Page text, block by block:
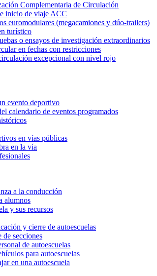
Complementaria de Circulación
inicio de viaje ACC
euromodulares (megacamiones y dúo-trailers)
turístico
o ensayos de investigación extraordinarios
en fechas con restricciones
excepcional con nivel rojo
evento deportivo
calendario de eventos programados
en vías públicas
en la vía
a la conducción
alumnos
y sus recursos
y cierre de autoescuelas
secciones
de autoescuelas
para autoescuelas
en una autoescuela